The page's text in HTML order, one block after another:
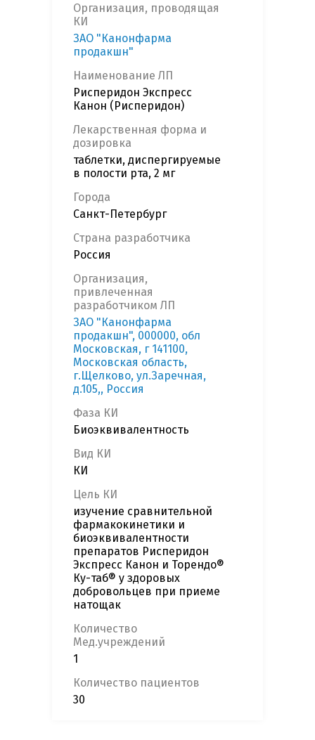
Организация, проводящая
КИ
ЗАО "Канонфарма
продакшн"
Наименование ЛП
Рисперидон Экспресс
Канон (Рисперидон)
Лекарственная форма и
дозировка
таблетки, диспергируемые
в полости рта, 2 мг
Города
Санкт-Петербург
Страна разработчика
Россия
Организация,
привлеченная
разработчиком ЛП
ЗАО "Канонфарма
продакшн", 000000, обл
Московская, г 141100,
Московская область,
г.Щелково, ул.Заречная,
д.105,, Россия
Фаза КИ
Биоэквивалентность
Вид КИ
КИ
Цель КИ
изучение сравнительной
фармакокинетики и
биоэквивалентности
препаратов Рисперидон
Экспресс Канон и Торендо®
Ку-таб® у здоровых
добровольцев при приеме
натощак
Количество
Мед.учреждений
1
Количество пациентов
30